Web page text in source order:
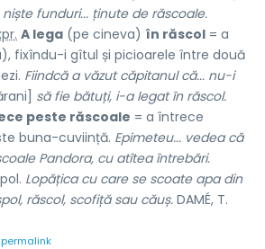
funduri... ținute de răscoale.
A lega (pe cineva) în răscol = a
fixîndu-i gîtul și picioarele între două
Fiindcă a văzut căpitanul că... nu-i
să fie bătuți, i-a legat în răscol.
peste răscoale = a întrece
buna-cuviință. Epimeteu... vedea că
Pandora, cu atîtea întrebări.
Lopățica cu care se scoate apa din
răscol, scofiță sau căuș. DAMÉ, T.
permalink